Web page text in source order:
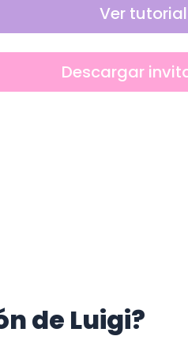
Ver tutorial
Descargar
de Luigi?